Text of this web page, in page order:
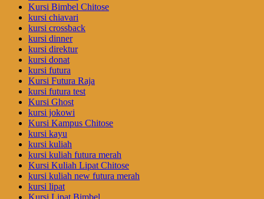
Kursi Bimbel Chitose
kursi chiavari
kursi crossback
kursi dinner
kursi direktur
kursi donat
kursi futura
Kursi Futura Raja
kursi futura test
Kursi Ghost
kursi jokowi
Kursi Kampus Chitose
kursi kayu
kursi kuliah
kursi kuliah futura merah
Kursi Kuliah Lipat Chitose
kursi kuliah new futura merah
kursi lipat
Kursi Lipat Bimbel